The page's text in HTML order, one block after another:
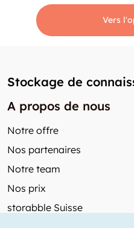
Vers
Stockage de
A propos de nous
Notre offre
Nos partenaires
Notre team
Nos prix
storabble Suisse